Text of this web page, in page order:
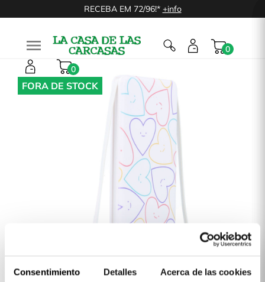
Consentimiento Detalles Acerca de las cookies
RECEBA EM 72/96!* +info

0
0
FORA DE STOCK